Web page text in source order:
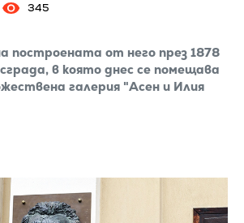
345
построената от него през 1878
в която днес се помещава
галерия "Асен и Илия